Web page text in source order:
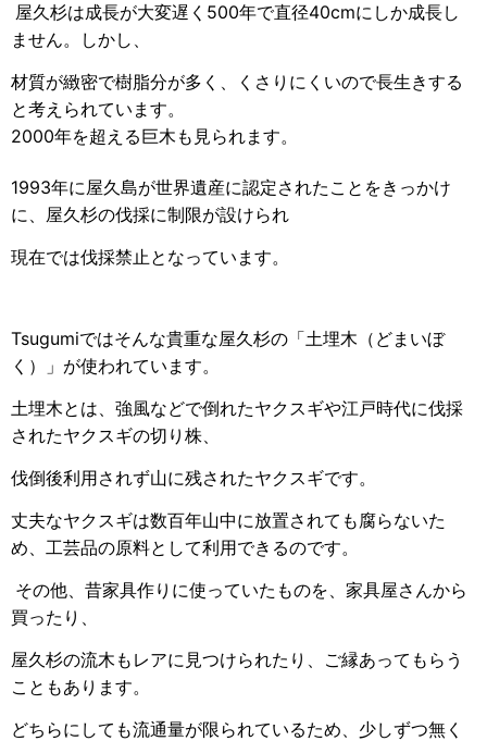
屋久杉は成長が大変遅く500年で直径40cmにしか成長し
ません。しかし、
材質が緻密で樹脂分が多く、くさりにくいので長生きする
と考えられています。
2000年を超える巨木も見られます。
1993年に屋久島が世界遺産に認定されたことをきっかけ
に、屋久杉の伐採に制限が設けられ
現在では伐採禁止となっています。
Tsugumiではそんな貴重な屋久杉の 「土埋木（どまいぼ
く）」が使われています。
土埋木とは、強風などで倒れたヤクスギや江戸時代に伐採
されたヤクスギの切り株、
伐倒後利用されず山に残されたヤクスギです。
丈夫なヤクスギは数百年山中に放置されても腐らないた
め、工芸品の原料として利用できるのです。
その他、昔家具作りに使っていたものを、家具屋さんから
買ったり、
屋久杉の流木もレアに見つけられたり、ご縁あってもらう
こともあります。
どちらにしても流通量が限られているため、少しずつ無く